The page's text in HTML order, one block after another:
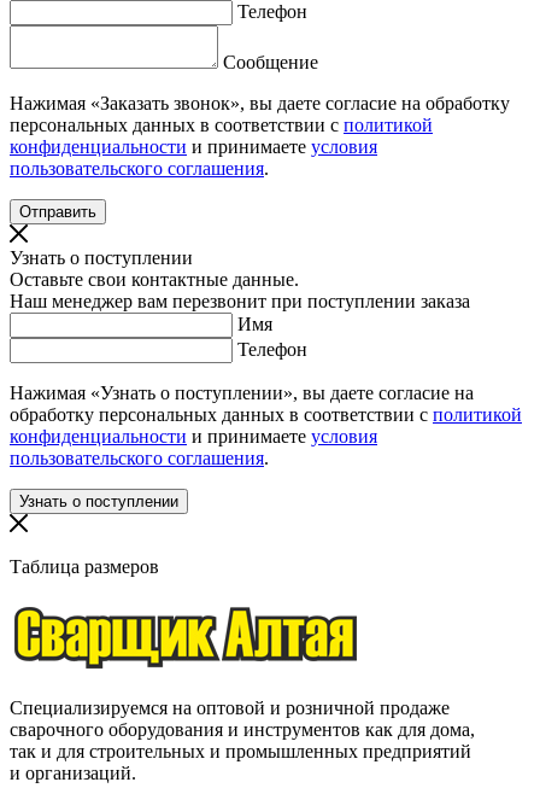
Телефон
Сообщение
Нажимая «Заказать звонок», вы даете согласие на обработку
персональных данных в соответствии с политикой
конфиденциальности и принимаете условия
пользовательского соглашения.
Узнать о поступлении
Оставьте свои контактные данные.
Наш менеджер вам перезвонит при поступлении заказа
Имя
Телефон
Нажимая «Узнать о поступлении», вы даете согласие на
обработку персональных данных в соответствии с политикой
конфиденциальности и принимаете условия
пользовательского соглашения.
Таблица размеров
Специализируемся на оптовой и розничной продаже
сварочного оборудования и инструментов как для дома,
так и для строительных и промышленных предприятий
и организаций.